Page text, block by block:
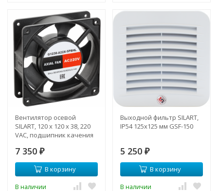
Вентилятор осевой
SILART, 120 х 120 х 38, 220
VAC, подшипник качения
7 350 ₽
В корзину
В наличии
Выходной фильтр SILART,
IP54 125х125 мм GSF-150
5 250 ₽
В корзину
В наличии